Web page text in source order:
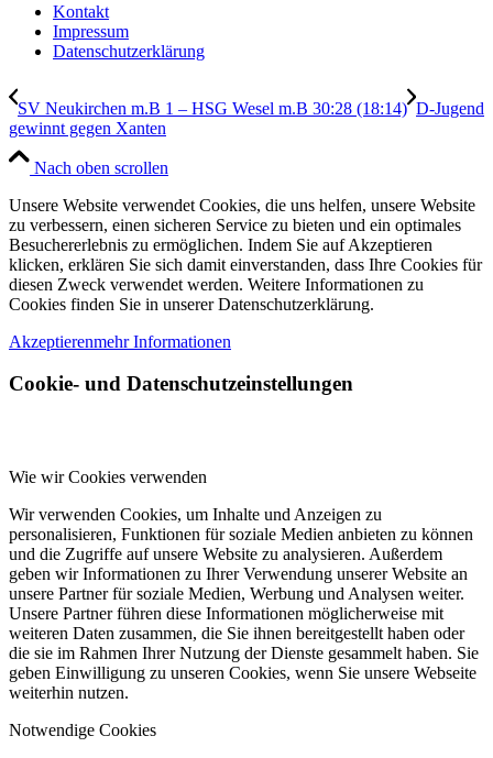
Kontakt
Impressum
Datenschutzerklärung
SV Neukirchen m.B 1 – HSG Wesel m.B 30:28 (18:14) D-Jugend
gewinnt gegen Xanten
Nach oben scrollen
Unsere Website verwendet Cookies, die uns helfen, unsere Website
zu verbessern, einen sicheren Service zu bieten und ein optimales
Besuchererlebnis zu ermöglichen. Indem Sie auf Akzeptieren
klicken, erklären Sie sich damit einverstanden, dass Ihre Cookies für
diesen Zweck verwendet werden. Weitere Informationen zu
Cookies finden Sie in unserer Datenschutzerklärung.
Akzeptierenmehr Informationen
Cookie- und Datenschutzeinstellungen
Wie wir Cookies verwenden
Wir verwenden Cookies, um Inhalte und Anzeigen zu
personalisieren, Funktionen für soziale Medien anbieten zu können
und die Zugriffe auf unsere Website zu analysieren. Außerdem
geben wir Informationen zu Ihrer Verwendung unserer Website an
unsere Partner für soziale Medien, Werbung und Analysen weiter.
Unsere Partner führen diese Informationen möglicherweise mit
weiteren Daten zusammen, die Sie ihnen bereitgestellt haben oder
die sie im Rahmen Ihrer Nutzung der Dienste gesammelt haben. Sie
geben Einwilligung zu unseren Cookies, wenn Sie unsere Webseite
weiterhin nutzen.
Notwendige Cookies